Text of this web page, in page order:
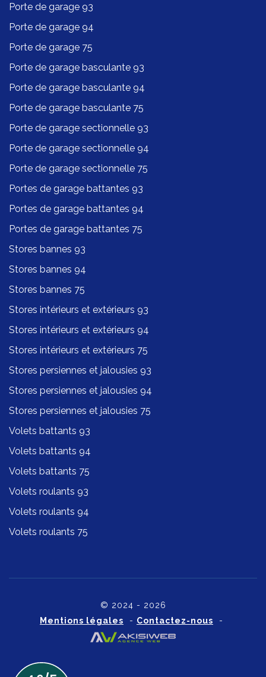
Porte de garage 93
Porte de garage 94
Porte de garage 75
Porte de garage basculante 93
Porte de garage basculante 94
Porte de garage basculante 75
Porte de garage sectionnelle 93
Porte de garage sectionnelle 94
Porte de garage sectionnelle 75
Portes de garage battantes 93
Portes de garage battantes 94
Portes de garage battantes 75
Stores bannes 93
Stores bannes 94
Stores bannes 75
Stores intérieurs et extérieurs 93
Stores intérieurs et extérieurs 94
Stores intérieurs et extérieurs 75
Stores persiennes et jalousies 93
Stores persiennes et jalousies 94
Stores persiennes et jalousies 75
Volets battants 93
Volets battants 94
Volets battants 75
Volets roulants 93
Volets roulants 94
Volets roulants 75
© 2024 - 2026
Mentions légales - Contactez-nous -